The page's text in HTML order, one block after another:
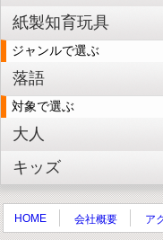
紙製知育玩具
ジャンルで選ぶ
落語
対象で選ぶ
大人
キッズ
HOME 会社概要 ア